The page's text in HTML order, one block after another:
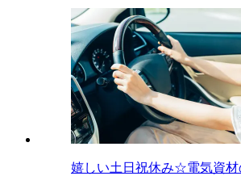
嬉しい土日祝休み☆電気資材